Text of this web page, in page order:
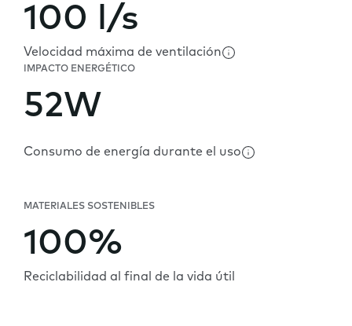
100 l/s
Velocidad máxima de ventilación
IMPACTO ENERGÉTICO
52W
Consumo de energía durante el uso
MATERIALES SOSTENIBLES
100%
Reciclabilidad al final de la vida útil